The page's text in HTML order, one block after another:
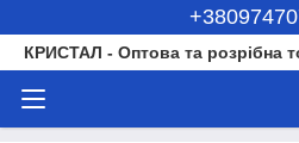
КРИСТАЛ - Оптова та розрібна